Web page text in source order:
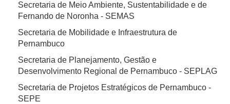
Secretaria de Meio Ambiente, Sustentabilidade e de
Fernando de Noronha - SEMAS
Secretaria de Mobilidade e Infraestrutura de
Pernambuco
Secretaria de Planejamento, Gestão e
Desenvolvimento Regional de Pernambuco - SEPLAG
Secretaria de Projetos Estratégicos de Pernambuco -
SEPE